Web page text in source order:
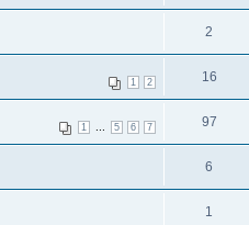
2
1 2 16
1 5 6 7 97
6
1